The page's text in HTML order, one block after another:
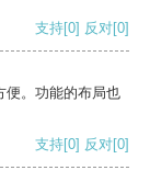
支持[0] 反对[0]
便。功能的布局也
支持[0] 反对[0]